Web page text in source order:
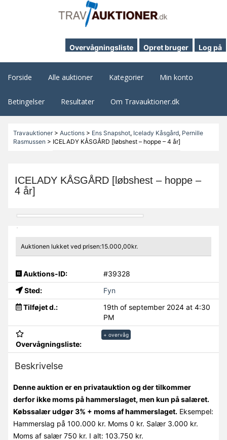
Overvågningsliste Opret bruger Log på
Forside Alle auktioner Kategorier Min konto
Betingelser Resultater Om Travauktioner.dk
Travauktioner> Auctions> Ens Snapshot, Icelady Kåsgård, Pernille
Rasmussen > ICELADY KÅSGÅRD [løbshest – hoppe – 4 år]
ICELADY KÅSGÅRD [løbshest – hoppe –
4 år]
Auktionen lukket ved prisen:15.000,00kr.
Auktions-ID:
#39328
Sted:
Fyn
Tilføjet d.:
19th of september 2024 at 4:30
PM
Overvågningsliste:
+ overvåg
Beskrivelse
Denne auktion er en privatauktion og der tilkommer
derfor ikke moms på hammerslaget, men kun på salæret.
Købssalær udgør 3% + moms af hammerslaget.Eksempel:
Hammerslag på 100.000 kr. Moms 0 kr. Salær 3.000 kr.
Moms af salær 750 kr. I alt: 103.750 kr.